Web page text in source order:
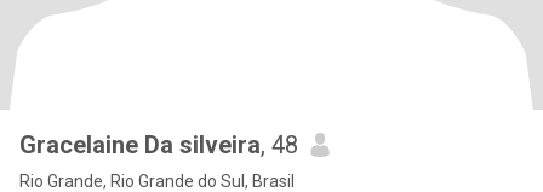
Gracelaine Da silveira, 48
Rio Grande, Rio Grande do Sul, Brasil